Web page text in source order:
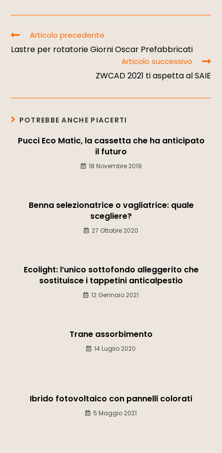
Articolo precedente
Lastre per rotatorie Giorni Oscar Prefabbricati
Articolo successivo
ZWCAD 2021 ti aspetta al SAIE
POTREBBE ANCHE PIACERTI
Pucci Eco Matic, la cassetta che ha anticipato
il futuro
18 Novembre 2019
Benna selezionatrice o vagliatrice: quale
scegliere?
27 Ottobre 2020
Ecolight: l’unico sottofondo alleggerito che
sostituisce i tappetini anticalpestio
12 Gennaio 2021
Trane assorbimento
14 Luglio 2020
Ibrido fotovoltaico con pannelli colorati
5 Maggio 2021